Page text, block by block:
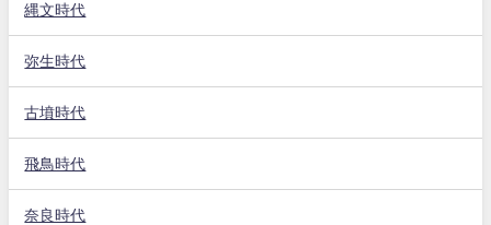
縄文時代
弥生時代
古墳時代
飛鳥時代
奈良時代